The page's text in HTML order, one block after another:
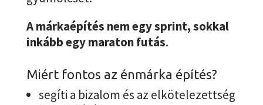
A márkaépítés nem egy sprint, sokkal
inkább egy maraton futás.
Miért fontos az énmárka építés?
segíti a bizalom és az elkötelezettség